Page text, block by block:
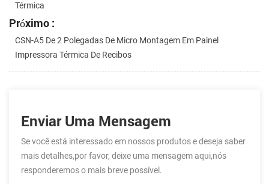
Térmica
Próximo :
CSN-A5 De 2 Polegadas De Micro Montagem Em Painel
Impressora Térmica De Recibos
Enviar Uma Mensagem
Se você está interessado em nossos produtos e deseja saber
mais detalhes,por favor, deixe uma mensagem aqui,nós
responderemos o mais breve possível.